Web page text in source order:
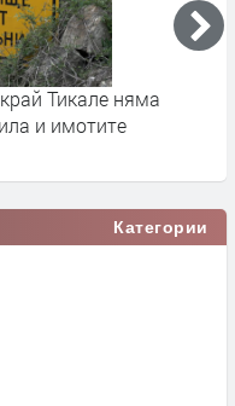
Тикале няма
и имотите
Категории